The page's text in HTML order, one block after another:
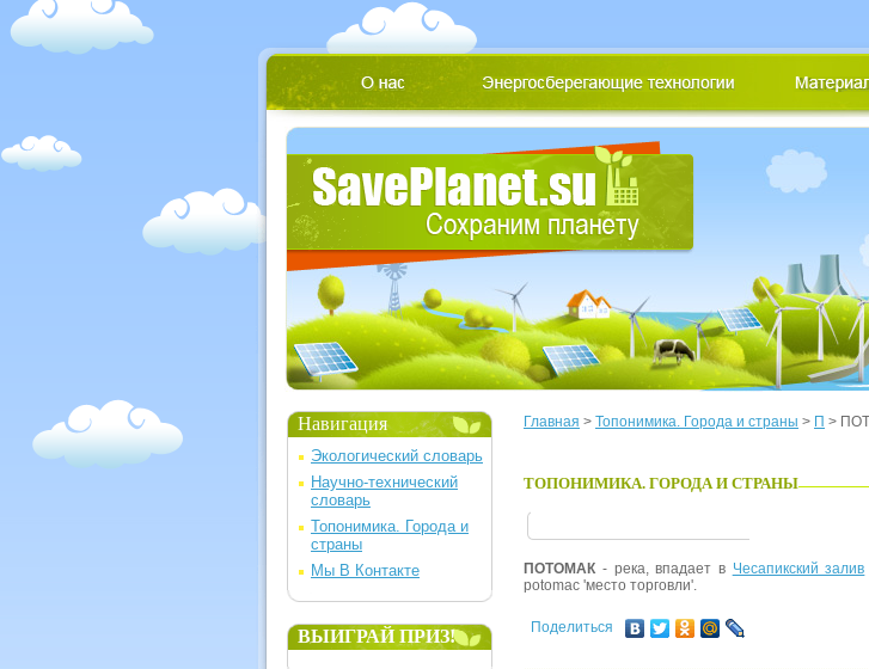
Главная > Топонимика. Города и страны > П >
ТОПОНИМИКА. ГОРОДА И СТРАНЫ
ПОТОМАК - река, впадает в Чесапикский залив
potomac 'место торговли'.
Поделиться
Навигация
Экологический словарь
Научно-технический
словарь
Топонимика. Города и
страны
Мы В Контакте
ВЫИГРАЙ ПРИЗ!